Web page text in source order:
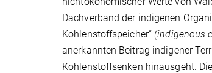
Dachverband der indigenen
Kohlenstoffspeicher“ (indigenous
anerkannten Beitrag indigener
Kohlenstoffsenken hinausgeht.